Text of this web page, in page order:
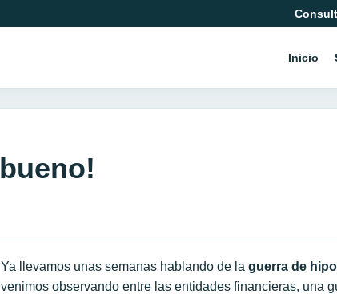
Inicio
Ya llevamos unas semanas hablando de la guerra de
venimos observando entre las entidades financieras, una